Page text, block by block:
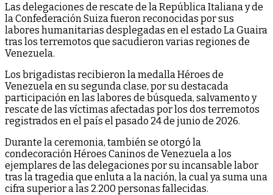
Las delegaciones de rescate de la República Italiana y de
la Confederación Suiza fueron reconocidas por sus
labores humanitarias desplegadas en el estado La Guaira
tras los terremotos que sacudieron varias regiones de
Venezuela.
Los brigadistas recibieron la medalla Héroes de
Venezuela en su segunda clase, por su destacada
participación en las labores de búsqueda, salvamento y
rescate de las víctimas afectadas por los dos terremotos
registrados en el país el pasado 24 de junio de 2026.
Durante la ceremonia, también se otorgó la
condecoración Héroes Caninos de Venezuela a los
ejemplares de las delegaciones por su incansable labor
tras la tragedia que enluta a la nación, la cual ya suma una
cifra superior a las 2.200 personas fallecidas.